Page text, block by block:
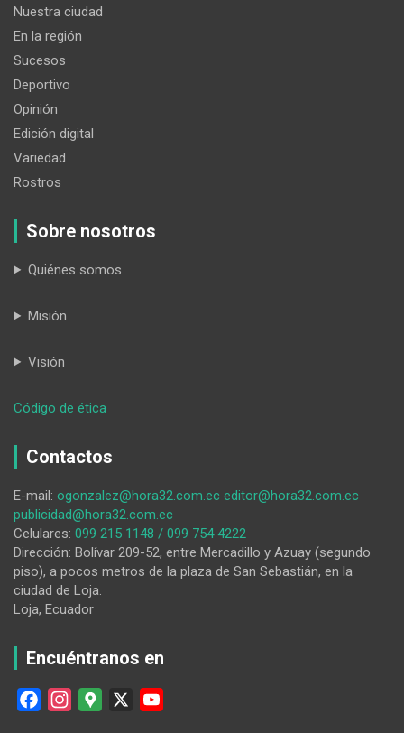
Nuestra ciudad
En la región
Sucesos
Deportivo
Opinión
Edición digital
Variedad
Rostros
Sobre nosotros
Quiénes somos
Misión
Visión
Código de ética
la
participó
como
ponente
en
cita
Contactos
E-mail: ogonzalez@hora32.com.ec editor@hora32.com.ec
publicidad@hora32.com.ec
Celulares: 099 215 1148 / 099 754 4222
Dirección: Bolívar 209-52, entre Mercadillo y Azuay (segundo
piso), a pocos metros de la plaza de San Sebastián, en la
ciudad de Loja.
Loja, Ecuador
Encuéntranos en